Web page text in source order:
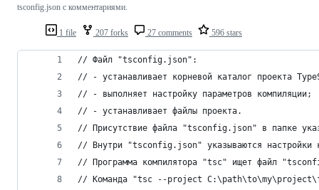
1 file 207 forks 27 comments 596 stars
tsconfig.json с комментариями.
// Файл "tsconfig.json":
// - устанавливает корневой каталог проекта
// - выполняет настройку параметров компиляции;
// - устанавливает файлы проекта.
// Присутствие файла "tsconfig.json" в папке
// Внутри "tsconfig.json" указываются настройки
// Программа компилятора "tsc" ищет файл
// Команда "tsc --project